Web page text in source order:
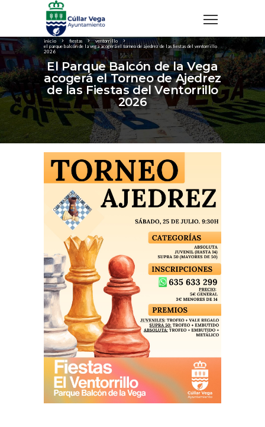
inicio fiestas
ventorrillo
el parque balcón de la vega acogerá el torneo de ajedrez de las fiestas del ventorrillo
2026
El Parque Balcón de la Vega
acogerá el Torneo de Ajedrez
de las Fiestas del Ventorrillo
2026